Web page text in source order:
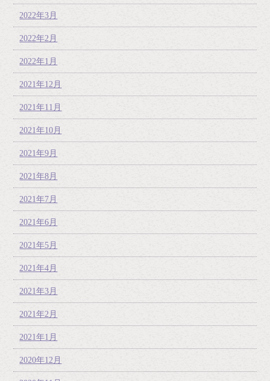
2022年3月
2022年2月
2022年1月
2021年12月
2021年11月
2021年10月
2021年9月
2021年8月
2021年7月
2021年6月
2021年5月
2021年4月
2021年3月
2021年2月
2021年1月
2020年12月